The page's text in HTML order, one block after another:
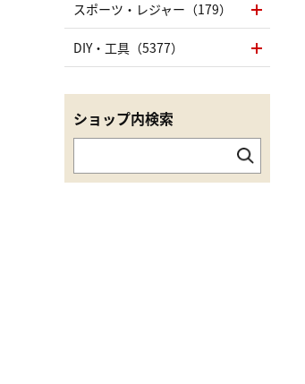
スポーツ・レジャー（179）
DIY・工具（5377）
ショップ内検索